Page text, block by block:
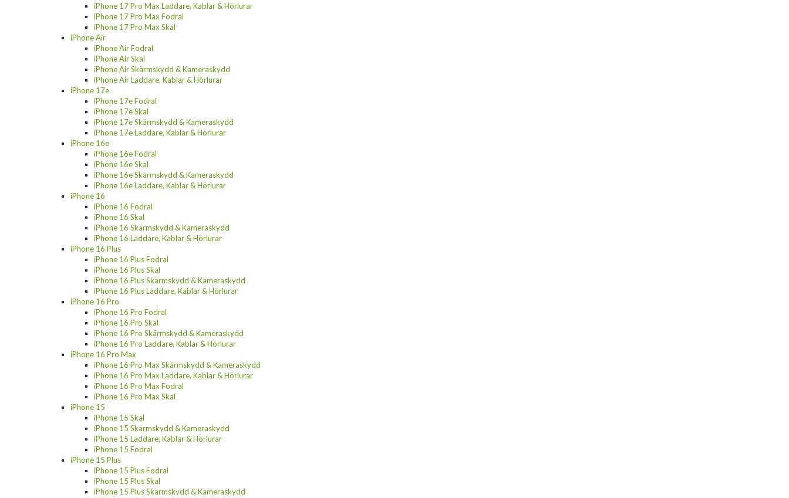
iPhone 17 Pro Max Laddare, Kablar & Hörlurar
iPhone 17 Pro Max Fodral
iPhone 17 Pro Max Skal
iPhone Air
iPhone Air Fodral
iPhone Air Skal
iPhone Air Skärmskydd & Kameraskydd
iPhone Air Laddare, Kablar & Hörlurar
iPhone 17e
iPhone 17e Fodral
iPhone 17e Skal
iPhone 17e Skärmskydd & Kameraskydd
iPhone 17e Laddare, Kablar & Hörlurar
iPhone 16e
iPhone 16e Fodral
iPhone 16e Skal
iPhone 16e Skärmskydd & Kameraskydd
iPhone 16e Laddare, Kablar & Hörlurar
iPhone 16
iPhone 16 Fodral
iPhone 16 Skal
iPhone 16 Skärmskydd & Kameraskydd
iPhone 16 Laddare, Kablar & Hörlurar
iPhone 16 Plus
iPhone 16 Plus Fodral
iPhone 16 Plus Skal
iPhone 16 Plus Skärmskydd & Kameraskydd
iPhone 16 Plus Laddare, Kablar & Hörlurar
iPhone 16 Pro
iPhone 16 Pro Fodral
iPhone 16 Pro Skal
iPhone 16 Pro Skärmskydd & Kameraskydd
iPhone 16 Pro Laddare, Kablar & Hörlurar
iPhone 16 Pro Max
iPhone 16 Pro Max Skärmskydd & Kameraskydd
iPhone 16 Pro Max Laddare, Kablar & Hörlurar
iPhone 16 Pro Max Fodral
iPhone 16 Pro Max Skal
iPhone 15
iPhone 15 Skal
iPhone 15 Skärmskydd & Kameraskydd
iPhone 15 Laddare, Kablar & Hörlurar
iPhone 15 Fodral
iPhone 15 Plus
iPhone 15 Plus Fodral
iPhone 15 Plus Skal
iPhone 15 Plus Skärmskydd & Kameraskydd